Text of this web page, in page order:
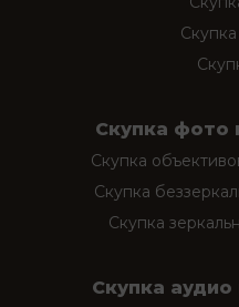
Скупка фото
Скупка
Скупка
Скупка
Скупка